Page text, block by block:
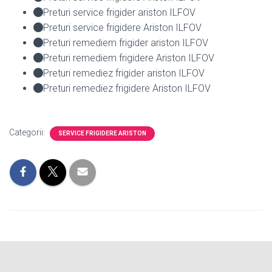
Preturi service frigider ariston ILFOV
Preturi service frigidere Ariston ILFOV
Preturi remediem frigider ariston ILFOV
Preturi remediem frigidere Ariston ILFOV
Preturi remediez frigider ariston ILFOV
Preturi remediez frigidere Ariston ILFOV
Categorii: SERVICE FRIGIDERE ARISTON